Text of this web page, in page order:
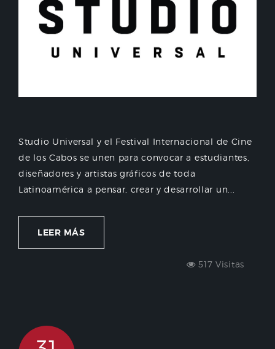
Studio Universal y el Festival Internacional de Cine
de los Cabos se unen para convocar a estudiantes,
diseñadores y artistas gráficos de toda
Latinoamérica a pensar, crear y desarrollar un...
LEER MÁS
517 Visitas